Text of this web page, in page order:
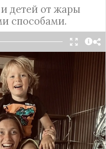
детей от жары
способами.
Telegram
в Турции Регина
как нас
бабушки и дедушки.
на голову шорты,
концов, все модники